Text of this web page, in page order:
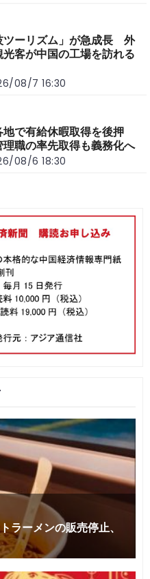
ツーリズム」が急成長 外
光客が中国の工場を訪れる
08/7 16:30
地で有給休暇取得を後押
職の率先取得も義務化へ
08/6 18:30